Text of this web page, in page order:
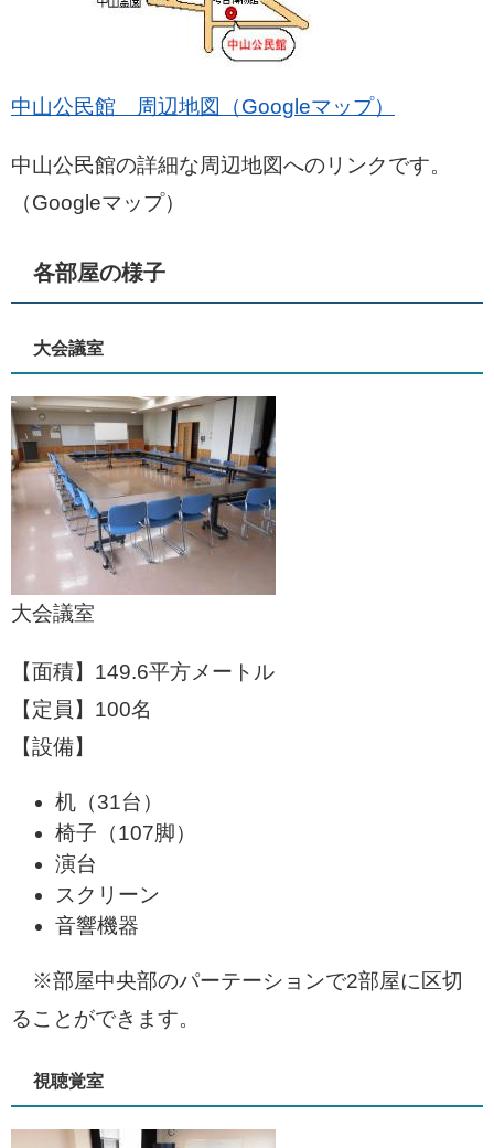
中山公民館 周辺地図（Googleマップ）
中山公民館の詳細な周辺地図へのリンクです。
（Googleマップ）
各部屋の様子
大会議室
大会議室​
【面積】149.6平方メートル
【定員】100名
【設備】
机（31台）
椅子（107脚）
演台
スクリーン
音響機器
※部屋中央部のパーテーションで2部屋に区切
ることができます。
視聴覚室